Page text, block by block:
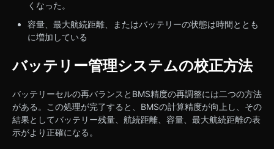
くなった。
容量、最大航続距離、またはバッテリーの状態は時間ととも
に増加している
バッテリー管理システムの校正方法
バッテリーセルの再バランスとBMS精度の再調整には二つの方法
がある。この処理が完了すると、BMSの計算精度が向上し、その
結果としてバッテリー残量、航続距離、容量、最大航続距離の表
示がより正確になる。